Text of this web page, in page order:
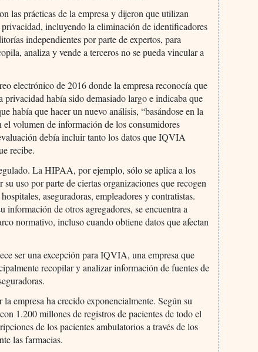
las prácticas de la empresa y dijeron que utilizan
incluyendo la eliminación de identificadores
independientes por parte de expertos, para
analiza y vende a terceros no se pueda vincular a
electrónico de 2016 donde la empresa reconocía que
privacidad había sido demasiado largo e indicaba que
había que hacer un nuevo análisis, “basándose en la
volumen de información de los consumidores
debía incluir tanto los datos que IQVIA
recibe.
La HIPAA, por ejemplo, sólo se aplica a los
su uso por parte de ciertas organizaciones que recogen
aseguradoras, empleadores y contratistas.
de otros agregadores, se encuentra a
normativo, incluso cuando obtiene datos que afectan
ser una excepción para IQVIA, una empresa que
recopilar y analizar información de fuentes de
empresa ha crecido exponencialmente. Según su
1.200 millones de registros de pacientes de todo el
de los pacientes ambulatorios a través de los
las farmacias.